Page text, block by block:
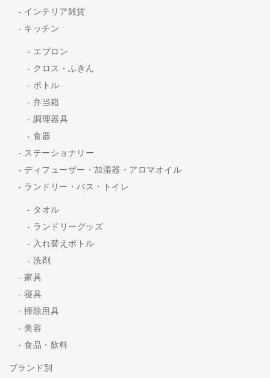
インテリア雑貨
キッチン
エプロン
クロス・ふきん
ボトル
弁当箱
調理器具
食器
ステーショナリー
ディフューザー・加湿器・アロマオイル
ランドリー・バス・トイレ
タオル
ランドリーグッズ
入れ替えボトル
洗剤
家具
寝具
掃除用具
美容
食品・飲料
ブランド別